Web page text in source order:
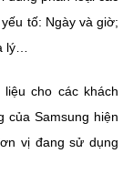
tố: Ngày và giờ;
lý…
cho các khách
của Samsung hiện
vị đang sử dụng